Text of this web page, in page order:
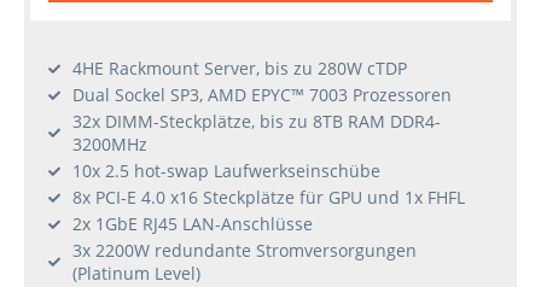
4HE Rackmount Server, bis zu 280W cTDP
Dual Sockel SP3, AMD EPYC™ 7003 Prozessoren
32x DIMM-Steckplätze, bis zu 8TB RAM DDR4-
3200MHz
10x 2.5 hot-swap Laufwerkseinschübe
8x PCI-E 4.0 x16 Steckplätze für GPU und 1x FHFL
2x 1GbE RJ45 LAN-Anschlüsse
3x 2200W redundante Stromversorgungen
(Platinum Level)